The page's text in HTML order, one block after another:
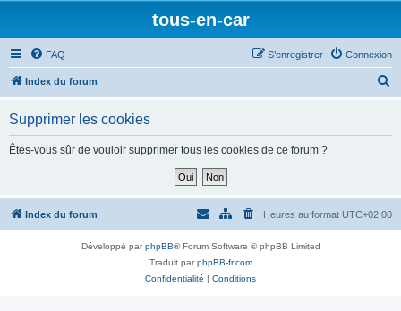
tous-en-car
FAQ Connexion
S’enregistrer
Index du forum
h
Supprimer les cookies
Êtes-vous sûr de vouloir supprimer tous les cookies de ce forum ?
Index du forum Heures au format UTC+02:00
Développé parphpBB® Forum Software © phpBB Limited
Traduit parphpBB-fr.com
Confidentialité | Conditions